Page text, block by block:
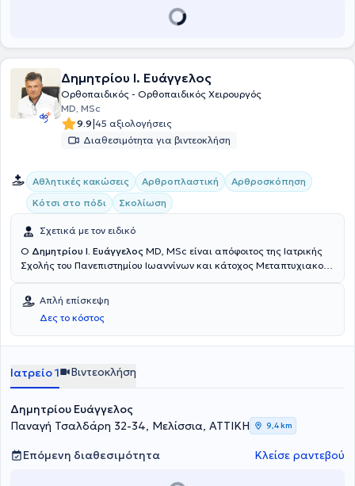
Δημητρίου Ι. Ευάγγελος
Ορθοπαιδικός - Ορθοπαιδικός Χειρουργός
MD, MSc
9.9|45 αξιολογήσεις
Διαθεσιμότητα για βιντεοκλήση
Αθλητικές κακώσεις Αρθροπλαστική
Αρθροσκόπηση
Κότσι στο πόδι
Σκολίωση
Σχετικά με τον ειδικό
Ο Δημητρίου Ι. Ευάγγελος MD, MSc είναι απόφοιτος της Ιατρικής
Σχολής του Πανεπιστημίου Ιωαννίνων και κάτοχος Μεταπτυχιακού
Πανεπιστημίου Αθηνών. Έχει ειδικευθεί στην Ορθοπαιδική και
Τραυματολογία και εξειδικευθεί στην Επανορθωτική Χειρουργική
του Ισχίου και του Γόνατος, στην Χειρουργική του Άνω Άκρου, στις
Αθλητικές Κακώσεις και στην Αρθροσκοπική Χειρουργική, στην
εργαστεί επί μακρόν στο Γενικό Νοσοκομείο Αττικής ΚΑΤ και στο
εξωτερικό. Διατηρεί ιδιωτικό ιατρείο στα Μελίσσια και χειρουργεί
Απλή επίσκεψη
Δες το κόστος
Ιατρείο 1 Βιντεοκλήση
Δημητρίου Ευάγγελος
Παναγή Τσαλδάρη 32-34, Μελίσσια, ΑΤΤΙΚΗ
9,4 km
Επόμενη διαθεσιμότητα Κλείσε ραντεβού